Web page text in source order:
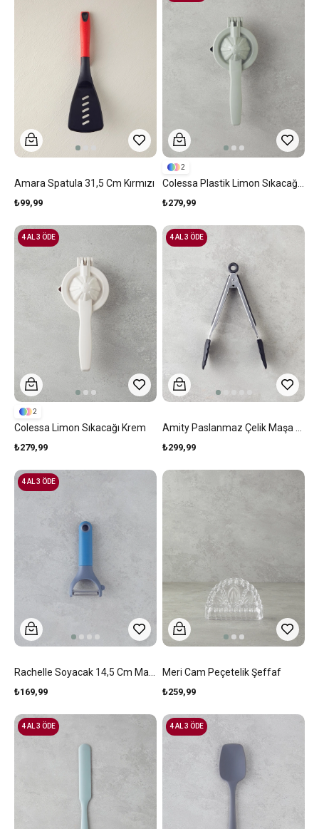
Amara Spatula 31,5 Cm Kırmızı
₺99,99 ₺279,99
2
Colessa Limon Sıkacağı Krem
₺279,99
2
4 AL 3 ÖDE
₺299,99
4 AL 3 ÖDE
₺169,99
4 AL 3 ÖDE
Meri Cam Peçetelik Şeffaf
₺259,99
4 AL 3 ÖDE 4 AL 3 ÖDE